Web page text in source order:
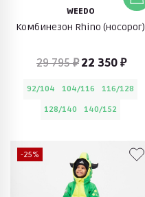
WEEDO
Комбинезон Rhino (носорог)
29 795 ₽ 22 350 ₽
92/104 104/116
116/128
128/140
140/152
-25%